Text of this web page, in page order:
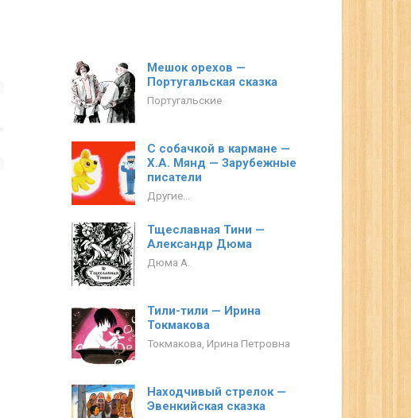
Мешок орехов —
Португальская сказка
Португальские
С собачкой в кармане —
Х.А. Мянд — Зарубежные
писатели
Другие...
Тщеславная Тини —
Александр Дюма
Дюма А.
Тили-тили — Ирина
Токмакова
Токмакова, Ирина Петровна
Находчивый стрелок —
Эвенкийская сказка